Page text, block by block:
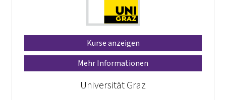
Kurse anzeigen
Mehr Informationen
Universität Graz